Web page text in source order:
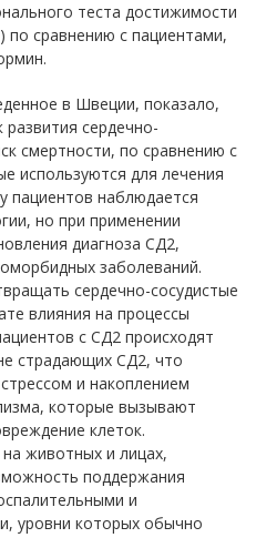
теста достижимости
по сравнению с пациентами,
в Швеции, показало,
сердечно-
смертности, по сравнению с
используются для лечения
пациентов наблюдается
но при применении
диагноза СД2,
заболеваний.
сердечно-сосудистые
влияния на процессы
с СД2 происходят
страдающих СД2, что
и накоплением
которые вызывают
клеток.
животных и лицах,
поддержания
и
уровни которых обычно